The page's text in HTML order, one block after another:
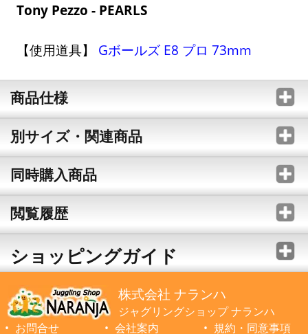
Tony Pezzo - PEARLS
【使用道具】 Gボールズ E8 プロ 73mm
商品仕様
別サイズ・関連商品
同時購入商品
閲覧履歴
ショッピングガイド
株式会社 ナランハ
ジャグリングショップ ナランハ
お問合せ
会社案内 規約・同意事項